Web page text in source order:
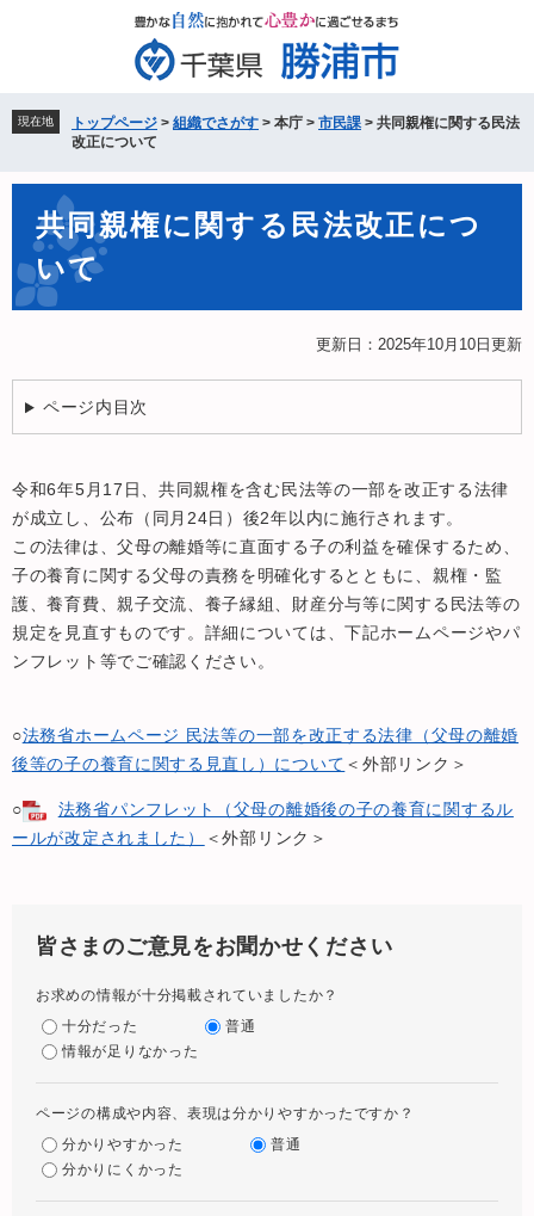
先
頭
す。
を
飛
し
現在地 トップページ > 組織でさがす > 本庁 > 市民課 > 共同親権に関する民法
改正について
共同親権に関する民法改正につ
いて
更新日：2025年10月10日更新
ページ内目次
令和6年5月17日、共同親権を含む民法等の一部を改正する法律
が成立し、公布（同月24日）後2年以内に施行されます。
この法律は、父母の離婚等に直面する子の利益を確保するため、
子の養育に関する父母の責務を明確化するとともに、親権・監
護、養育費、親子交流、養子縁組、財産分与等に関する民法等の
規定を見直すものです。詳細については、下記ホームページやパ
ンフレット等でご確認ください。
○法務省ホームページ 民法等の一部を改正する法律（父母の離婚
後等の子の養育に関する見直し）について ＜外部リンク＞
○
法務省パンフレット（父母の離婚後の子の養育に関するル
ールが改定されました）
＜外部リンク＞
皆さまのご意見をお聞かせください
お求めの情報が十分掲載されていましたか？
十分だった
普通
情報が足りなかった
ページの構成や内容、表現は分かりやすかったですか？
分かりやすかった
普通
分かりにくかった